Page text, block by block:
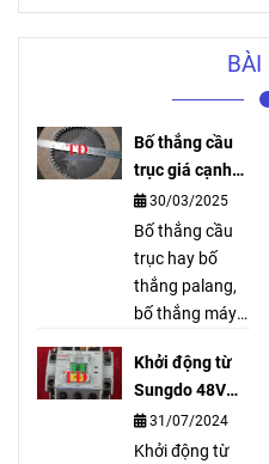
BÀI
Bố thắng cầu
trục giá cạnh
tranh ship toàn
quốc
30/03/2025
Bố thắng cầu
trục hay bố
thắng palang,
bố thắng máy
phanh là bộ
phận để hãm
cho palang
không bị trôi tải
Khởi động từ
Sungdo 48V
TGC3-48 là gì?
31/07/2024
Khởi động từ